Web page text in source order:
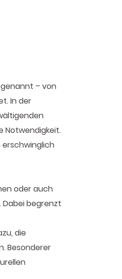
genannt – von
In der
Notwendigkeit.
oder auch
Dabei begrenzt
die
Besonderer